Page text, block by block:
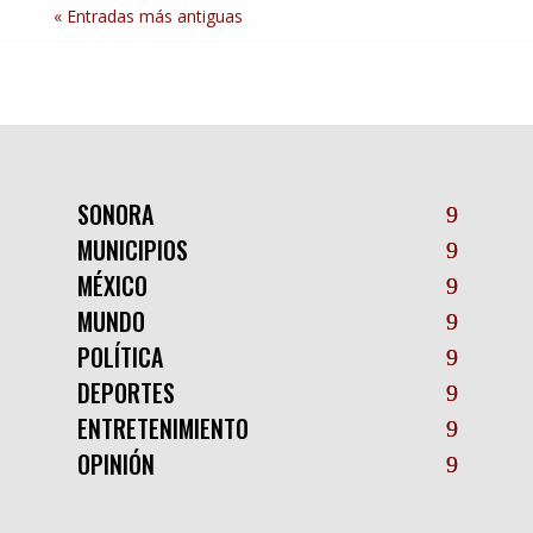
« Entradas más antiguas
SONORA
MUNICIPIOS
MÉXICO
MUNDO
POLÍTICA
DEPORTES
ENTRETENIMIENTO
OPINIÓN